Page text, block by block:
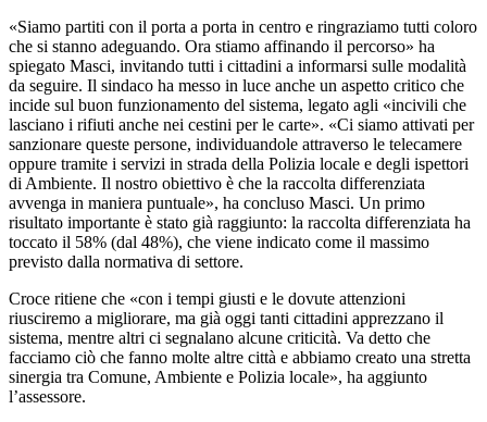
«Siamo partiti con il porta a porta in centro e ringraziamo tutti coloro
che si stanno adeguando. Ora stiamo affinando il percorso» ha
spiegato Masci, invitando tutti i cittadini a informarsi sulle modalità
da seguire. Il sindaco ha messo in luce anche un aspetto critico che
incide sul buon funzionamento del sistema, legato agli «incivili che
lasciano i rifiuti anche nei cestini per le carte». «Ci siamo attivati per
sanzionare queste persone, individuandole attraverso le telecamere
oppure tramite i servizi in strada della Polizia locale e degli ispettori
di Ambiente. Il nostro obiettivo è che la raccolta differenziata
avvenga in maniera puntuale», ha concluso Masci. Un primo
risultato importante è stato già raggiunto: la raccolta differenziata ha
toccato il 58% (dal 48%), che viene indicato come il massimo
previsto dalla normativa di settore.
Croce ritiene che «con i tempi giusti e le dovute attenzioni
riusciremo a migliorare, ma già oggi tanti cittadini apprezzano il
sistema, mentre altri ci segnalano alcune criticità. Va detto che
facciamo ciò che fanno molte altre città e abbiamo creato una stretta
sinergia tra Comune, Ambiente e Polizia locale», ha aggiunto
l’assessore.